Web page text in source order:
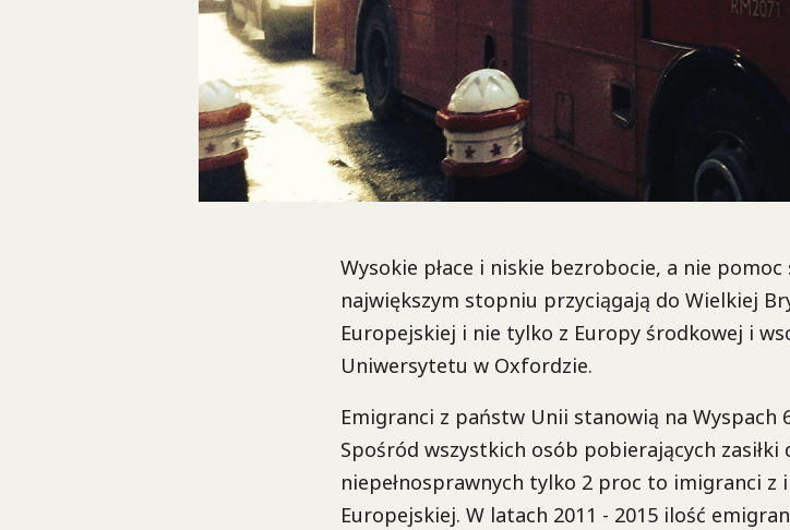
Wysokie płace i niskie bezrobocie, a nie
największym stopniu przyciągają do Wielkiej
Europejskiej i nie tylko z Europy środkowej i
Uniwersytetu w Oxfordzie.
Emigranci z państw Unii stanowią na
Spośród wszystkich osób pobierających
niepełnosprawnych tylko 2 proc to imigranci z
Europejskiej. W latach 2011 - 2015 ilość